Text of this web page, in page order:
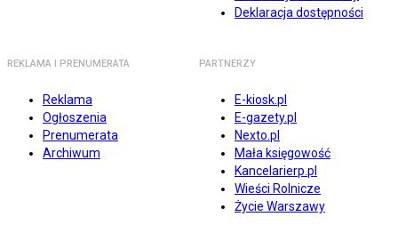
Deklaracja dostępności
REKLAMA I PRENUMERATA
Reklama
Ogłoszenia
Prenumerata
Archiwum
PARTNERZY
E-kiosk.pl
E-gazety.pl
Nexto.pl
Mała księgowość
Kancelarierp.pl
Wieści Rolnicze
Życie Warszawy